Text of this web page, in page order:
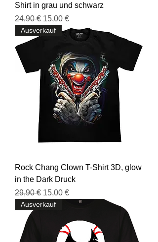
Shirt in grau und schwarz
Standardpreis
24,90 € Sale-Preis
15,00 €
Ausverkauf
Rock Chang Clown T-Shirt 3D, glow
in the Dark Druck
Standardpreis
29,90 € Sale-Preis
15,00 €
Ausverkauf